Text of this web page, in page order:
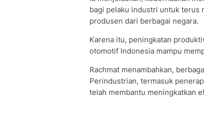
bagi pelaku industri untuk terus
produsen dari berbagai negara.
Karena itu, peningkatan
otomotif Indonesia mampu
Rachmat menambahkan,
Perindustrian, termasuk
telah membantu meningkatkan